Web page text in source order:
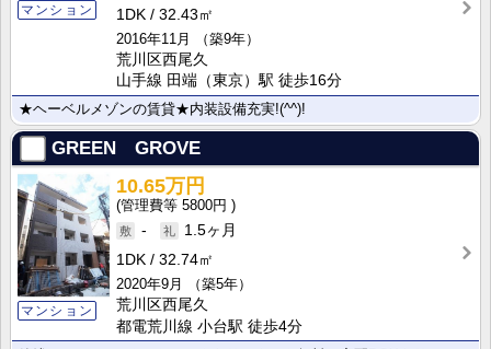
マンション
1DK
32.43㎡
2016年11月
（築9年）
荒川区西尾久
山手線 田端（東京）駅 徒歩16分
★ヘーベルメゾンの賃貸★内装設備充実!(^^)!
GREEN GROVE
マンション
10.65万円
5800円
-
1.5ヶ月
1DK
32.74㎡
2020年9月
（築5年）
荒川区西尾久
都電荒川線 小台駅 徒歩4分